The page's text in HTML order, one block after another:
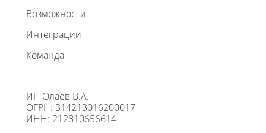
Возможности
Интеграции
Команда
ИП Олаев В.А.
ОГРН: 314213016200017
ИНН: 212810656614